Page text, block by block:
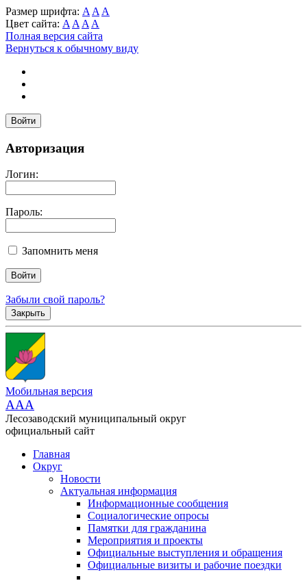
Размер шрифта: A A A
Цвет сайта: A A A A
Полная версия сайта
Вернуться к обычному виду
Войти
Авторизация
Логин:
Пароль:
Запомнить меня
Забыли свой пароль?
Закрыть
Мобильная версия
AAA
Лесозаводский муниципальный округ
официальный сайт
Главная
Округ
Новости
Актуальная информация
Информационные сообщения
Социалогические опросы
Памятки для гражданина
Мероприятия и проекты
Официальные выступления и обращения
Официальные визиты и рабочие поездки